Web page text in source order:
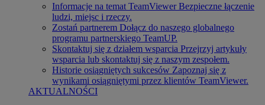
Informacje na temat TeamViewer Bezpieczne łączenie
ludzi, miejsc i rzeczy.
Zostań partnerem Dołącz do naszego globalnego
programu partnerskiego TeamUP.
Skontaktuj się z działem wsparcia Przejrzyj artykuły
wsparcia lub skontaktuj się z naszym zespołem.
Historie osiągniętych sukcesów Zapoznaj się z
wynikami osiągniętymi przez klientów TeamViewer.
AKTUALNOŚCI